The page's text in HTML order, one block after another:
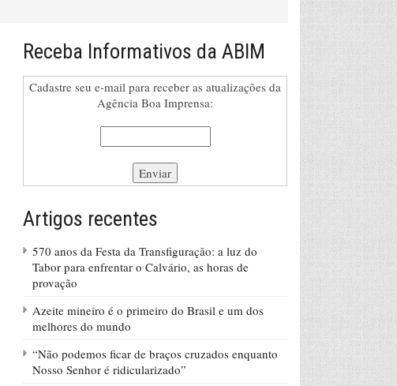
Receba Informativos da ABIM
Cadastre seu e-mail para receber as atualizações da
Agência Boa Imprensa:
Artigos recentes
570 anos da Festa da Transfiguração: a luz do
Tabor para enfrentar o Calvário, as horas de
provação
Azeite mineiro é o primeiro do Brasil e um dos
melhores do mundo
“Não podemos ficar de braços cruzados enquanto
Nosso Senhor é ridicularizado”